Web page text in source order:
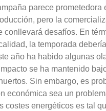
parece prometedora
pero la
conllevará desafíos. En
la temporada
año ha habido algunas
se ha mantenido
Sin embargo, es
económica sea un
costes energéticos es tal